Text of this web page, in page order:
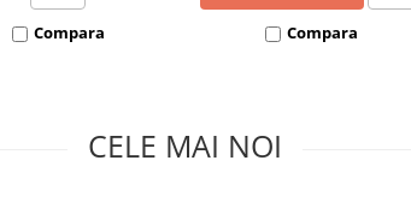
Compara Compara
CELE MAI NOI